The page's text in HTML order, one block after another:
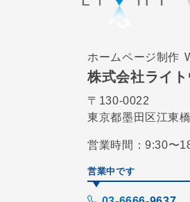
ホームページ制作
株式会社ライ
〒130-0022
東京都墨田区江東
営業時間：9:30〜
営業中です